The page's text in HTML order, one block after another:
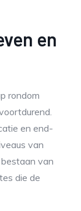
en
rondom
en end-
van
van
die de